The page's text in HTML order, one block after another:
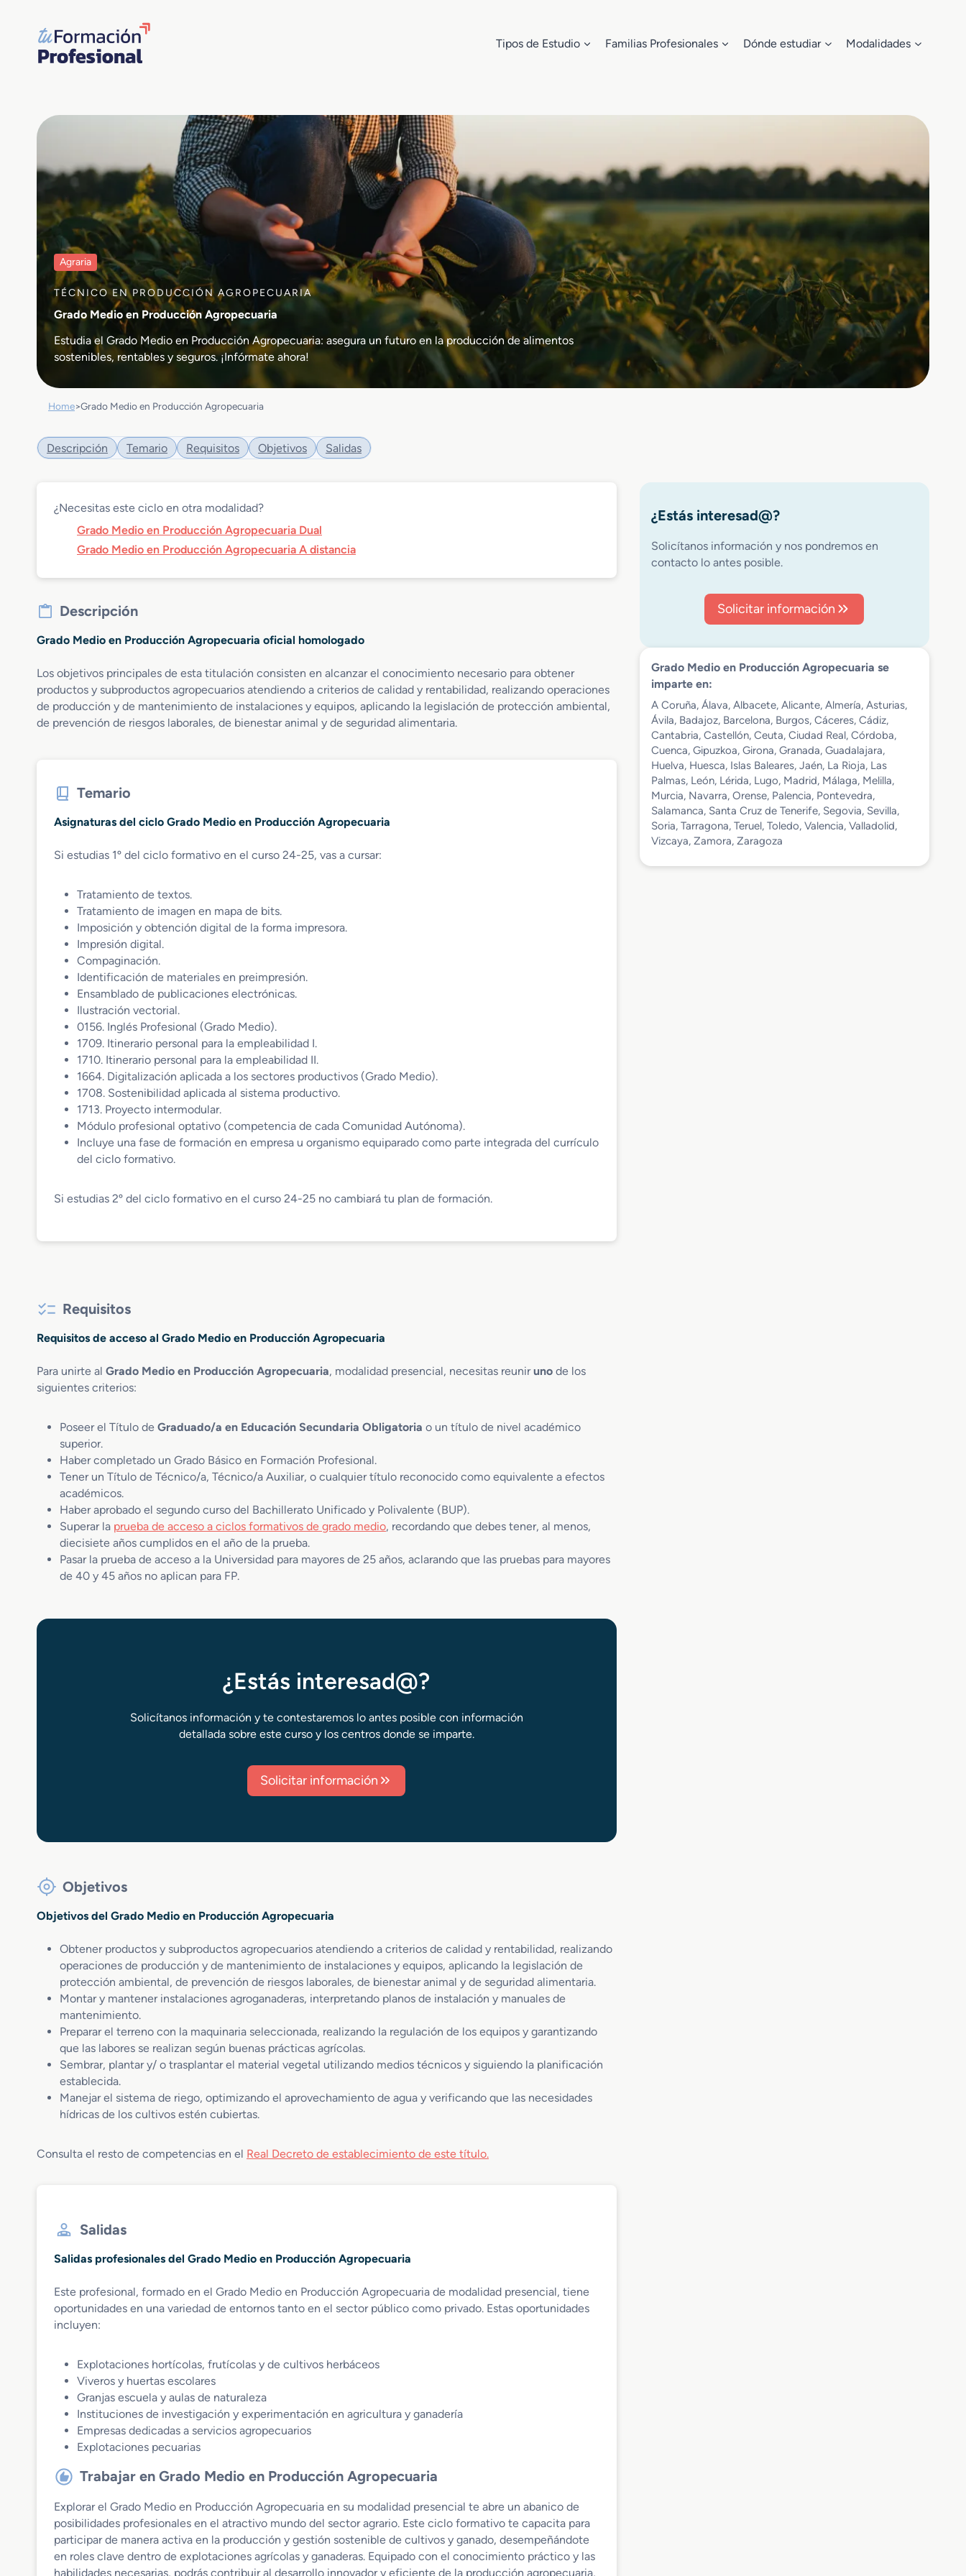
contenido
Tipos de Estudio Familias Profesionales Dónde estudiar Modalidades
Agraria
TÉCNICO EN PRODUCCIÓN AGROPECUARIA
Grado Medio en Producción Agropecuaria
Estudia el Grado Medio en Producción Agropecuaria: asegura un futuro en la producción de alimentos
sostenibles, rentables y seguros. ¡Infórmate ahora!
Home>Grado Medio en Producción Agropecuaria
Descripción Temario Requisitos Objetivos Salidas
¿Necesitas este ciclo en otra modalidad?
Grado Medio en Producción Agropecuaria Dual
Grado Medio en Producción Agropecuaria A distancia
Descripción
Grado Medio en Producción Agropecuaria oficial homologado
Los objetivos principales de esta titulación consisten en alcanzar el conocimiento necesario para obtener
productos y subproductos agropecuarios atendiendo a criterios de calidad y rentabilidad, realizando operaciones
de producción y de mantenimiento de instalaciones y equipos, aplicando la legislación de protección ambiental,
de prevención de riesgos laborales, de bienestar animal y de seguridad alimentaria.
Temario
Asignaturas del ciclo Grado Medio en Producción Agropecuaria
Si estudias 1º del ciclo formativo en el curso 24-25, vas a cursar:
Tratamiento de textos.
Tratamiento de imagen en mapa de bits.
Imposición y obtención digital de la forma impresora.
Impresión digital.
Compaginación.
Identificación de materiales en preimpresión.
Ensamblado de publicaciones electrónicas.
Ilustración vectorial.
0156. Inglés Profesional (Grado Medio).
1709. Itinerario personal para la empleabilidad I.
1710. Itinerario personal para la empleabilidad II.
1664. Digitalización aplicada a los sectores productivos (Grado Medio).
1708. Sostenibilidad aplicada al sistema productivo.
1713. Proyecto intermodular.
Módulo profesional optativo (competencia de cada Comunidad Autónoma).
Incluye una fase de formación en empresa u organismo equiparado como parte integrada del currículo
del ciclo formativo.
Si estudias 2º del ciclo formativo en el curso 24-25 no cambiará tu plan de formación.
Requisitos
Requisitos de acceso al Grado Medio en Producción Agropecuaria
Para unirte al Grado Medio en Producción Agropecuaria, modalidad presencial, necesitas reuniruno de los
siguientes criterios:
Poseer el Título de Graduado/a en Educación Secundaria Obligatoria o un título de nivel académico
superior.
Haber completado un Grado Básico en Formación Profesional.
Tener un Título de Técnico/a, Técnico/a Auxiliar, o cualquier título reconocido como equivalente a efectos
académicos.
Haber aprobado el segundo curso del Bachillerato Unificado y Polivalente (BUP).
Superar la prueba de acceso a ciclos formativos de grado medio, recordando que debes tener, al menos,
diecisiete años cumplidos en el año de la prueba.
Pasar la prueba de acceso a la Universidad para mayores de 25 años, aclarando que las pruebas para mayores
de 40 y 45 años no aplican para FP.
¿Estás interesad@?
Solicítanos información y te contestaremos lo antes posible con información
detallada sobre este curso y los centros donde se imparte.
Solicitar información
Objetivos
Objetivos del Grado Medio en Producción Agropecuaria
Obtener productos y subproductos agropecuarios atendiendo a criterios de calidad y rentabilidad, realizando
operaciones de producción y de mantenimiento de instalaciones y equipos, aplicando la legislación de
protección ambiental, de prevención de riesgos laborales, de bienestar animal y de seguridad alimentaria.
Montar y mantener instalaciones agroganaderas, interpretando planos de instalación y manuales de
mantenimiento.
Preparar el terreno con la maquinaria seleccionada, realizando la regulación de los equipos y garantizando
que las labores se realizan según buenas prácticas agrícolas.
Sembrar, plantar y/ o trasplantar el material vegetal utilizando medios técnicos y siguiendo la planificación
establecida.
Manejar el sistema de riego, optimizando el aprovechamiento de agua y verificando que las necesidades
hídricas de los cultivos estén cubiertas.
Consulta el resto de competencias en el Real Decreto de establecimiento de este título.
Salidas
Salidas profesionales del Grado Medio en Producción Agropecuaria
Este profesional, formado en el Grado Medio en Producción Agropecuaria de modalidad presencial, tiene
oportunidades en una variedad de entornos tanto en el sector público como privado. Estas oportunidades
incluyen:
Explotaciones hortícolas, frutícolas y de cultivos herbáceos
Viveros y huertas escolares
Granjas escuela y aulas de naturaleza
Instituciones de investigación y experimentación en agricultura y ganadería
Empresas dedicadas a servicios agropecuarios
Explotaciones pecuarias
Trabajar en Grado Medio en Producción Agropecuaria
Explorar el Grado Medio en Producción Agropecuaria en su modalidad presencial te abre un abanico de
posibilidades profesionales en el atractivo mundo del sector agrario. Este ciclo formativo te capacita para
participar de manera activa en la producción y gestión sostenible de cultivos y ganado, desempeñándote
en roles clave dentro de explotaciones agrícolas y ganaderas. Equipado con el conocimiento práctico y las
habilidades necesarias, podrás contribuir al desarrollo innovador y eficiente de la producción agropecuaria,
¿Estás interesad@?
Solicítanos información y nos pondremos en
contacto lo antes posible.
Solicitar información
Grado Medio en Producción Agropecuaria se
imparte en:
A Coruña, Álava, Albacete, Alicante, Almería, Asturias,
Ávila, Badajoz, Barcelona, Burgos, Cáceres, Cádiz,
Cantabria, Castellón, Ceuta, Ciudad Real, Córdoba,
Cuenca, Gipuzkoa, Girona, Granada, Guadalajara,
Huelva, Huesca, Islas Baleares, Jaén, La Rioja, Las
Palmas, León, Lérida, Lugo, Madrid, Málaga, Melilla,
Murcia, Navarra, Orense, Palencia, Pontevedra,
Salamanca, Santa Cruz de Tenerife, Segovia, Sevilla,
Soria, Tarragona, Teruel, Toledo, Valencia, Valladolid,
Vizcaya, Zamora, Zaragoza